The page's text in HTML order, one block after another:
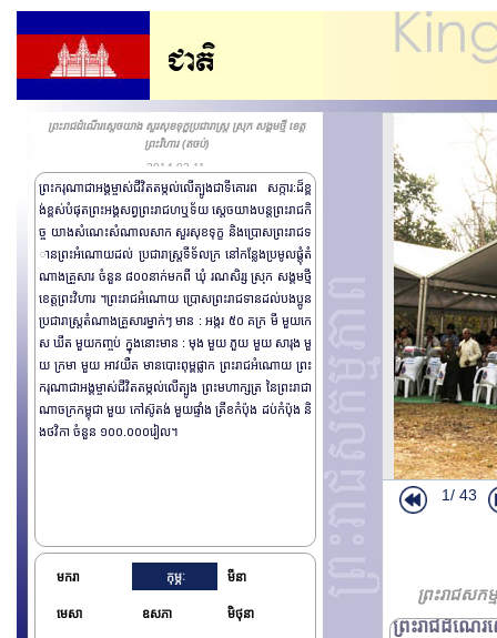
ព្រះរាជដំណើរសេ្តចយាង សួរសុខទុក្ខប្រជារាស្រ្ត ស្រុក សង្គមថ្មី ខេត្ត
ព្រះវិហារ (តចប់)
2014-02-11
ព្រះករុណាជាអង្គម្ចាស់ជីវិតតម្កល់លើត្បូងជាទីគោរព សក្ការ:ដ៏ខ្ព
ង់ខ្ពស់បំផុតព្រះអង្គសព្វព្រះរាជហឬទ័យ សេ្តចយាងបន្តព្រះរាជកិ
ច្ច យាងសំណេះសំណាលសាក សួរសុខទុក្ខ និងប្រោសព្រះរាជទ
ានព្រះអំណោយដល់ ប្រជារាស្រ្តទីទ័លក្រ នៅកន្លែងប្រមូលផ្តុំតំ
ណាងគ្រួសារ ចំនួន ៨០០នាក់មកពី ឃុំ រណសិរ្ស ស្រុក សង្គមថ្មី
ខេត្តព្រះវិហារ ។ព្រះរាជអំណោយ ប្រោសព្រះរាជទាន​ដល់បងប្អូន
ប្រជារាស្រ្តតំណាងគ្រួសារម្នាក់ៗ​ ​មាន : អង្ករ ៥០ គក្រ មី មួយកេ
ស ឃឹត មួយ​ កញ្ចប់ ក្នុងនោះមាន : មុង មួយ ភួយ មួយ សារុង មួ
យ ក្រមា មួយ អាវយឺត មានបោះពុម្ពផ្លាក ព្រះរាជ​អំណោយ ព្រះ
ករុណាជាអង្គម្ចាស់ជីវិតតម្កល់​លើត្បូង ព្រះមហាក្សត្រ នៃព្រះរាជា
ណាចក្រកម្ពុជា មួយ កៅស៊ូតង់ មួយផ្ទាំង ត្រីខកំប៉ុង ដប់កំប៉ុង និ
ង​ថវិកា ចំនួន ១០០.០០០រៀល។
មករា កុម្ភៈ មីនា
មេសា ឧសភា មិថុនា
1/ 43
ព្រះរាជសកម្
ព្រះរាជដំណើរ
លោកវេជ្ជបណ្ឌិ
លោកជំទាវ
ព្រះរាជពិធីប្
លោកជំទាំវ ស
ព្រះរាជដំណើរ